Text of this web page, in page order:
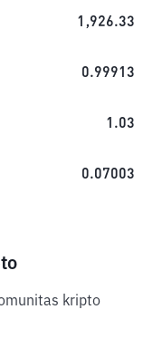
1,926.33
0.99913
1.03
0.07003
kripto